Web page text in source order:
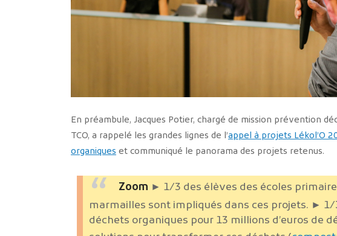
En préambule, Jacques Potier, chargé de mission prévention
TCO, a rappelé les grandes lignes de l’appel à projets Lékol’O
organiques et communiqué le panorama des projets retenus.
Zoom ► 1/3 des élèves des écoles
marmailles sont impliqués dans ces projets. ► 1/
déchets organiques pour 13 millions d’euros de